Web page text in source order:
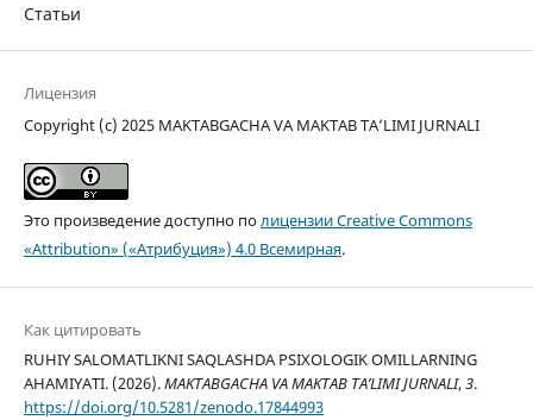
Статьи
Лицензия
Copyright (c) 2025 MAKTABGACHA VA MAKTAB TA’LIMI JURNALI
Это произведение доступно полицензии Creative Commons
«Attribution» («Атрибуция») 4.0 Всемирная.
Как цитировать
RUHIY SALOMATLIKNI SAQLASHDA PSIXOLOGIK OMILLARNING
AHAMIYATI. (2026).MAKTABGACHA VA MAKTAB TA’LIMI JURNALI,3.
https://doi.org/10.5281/zenodo.17844993